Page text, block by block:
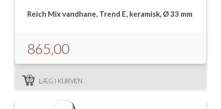
Reich Mix vandhane, Trend E, keramisk, Ø 33 mm
865,00
LÆG I KURVEN